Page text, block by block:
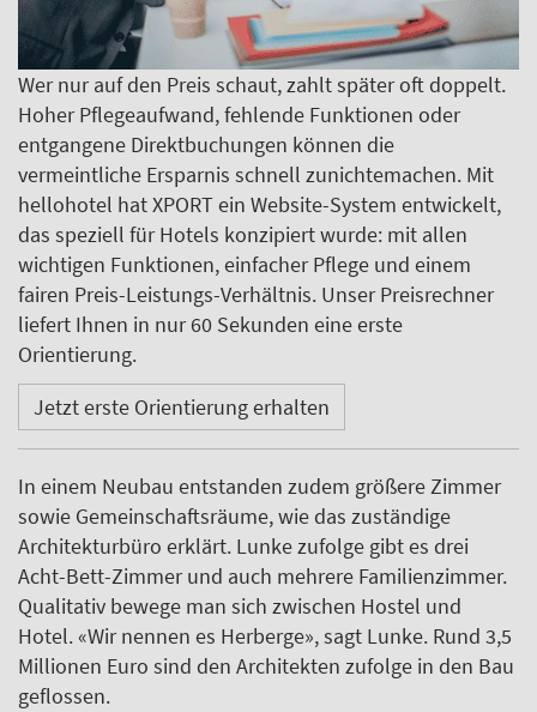
Wer nur auf den Preis schaut, zahlt später oft doppelt.
Hoher Pflegeaufwand, fehlende Funktionen oder
entgangene Direktbuchungen können die
vermeintliche Ersparnis schnell zunichtemachen. Mit
hellohotel hat XPORT ein Website-System entwickelt,
das speziell für Hotels konzipiert wurde: mit allen
wichtigen Funktionen, einfacher Pflege und einem
fairen Preis-Leistungs-Verhältnis. Unser Preisrechner
liefert Ihnen in nur 60 Sekunden eine erste
Orientierung.
Jetzt erste Orientierung erhalten
In einem Neubau entstanden zudem größere Zimmer
sowie Gemeinschaftsräume, wie das zuständige
Architekturbüro erklärt. Lunke zufolge gibt es drei
Acht-Bett-Zimmer und auch mehrere Familienzimmer.
Qualitativ bewege man sich zwischen Hostel und
Hotel. «Wir nennen es Herberge», sagt Lunke. Rund 3,5
Millionen Euro sind den Architekten zufolge in den Bau
geflossen.